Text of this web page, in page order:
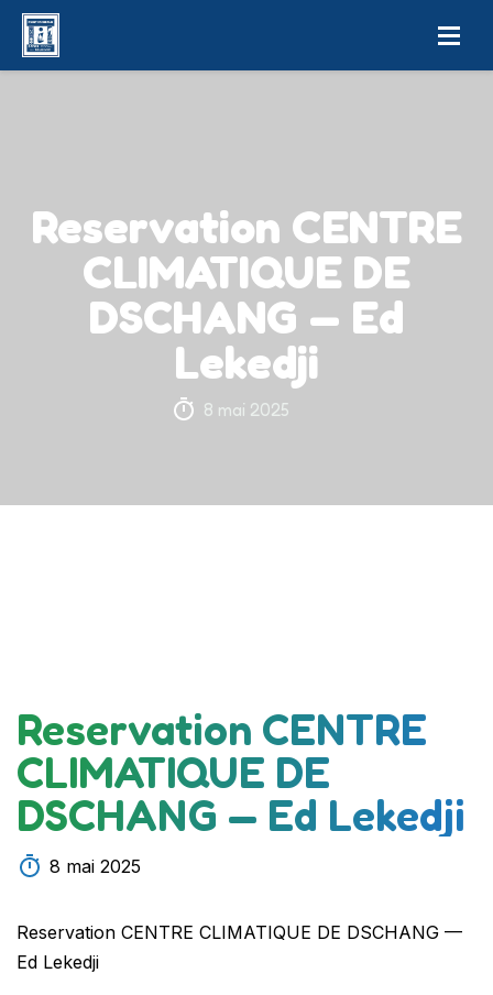
Reservation CENTRE
CLIMATIQUE DE
DSCHANG — Ed
Lekedji
8 mai 2025
Reservation CENTRE
CLIMATIQUE DE
DSCHANG — Ed Lekedji
8 mai 2025
Reservation CENTRE CLIMATIQUE DE DSCHANG —
Ed Lekedji